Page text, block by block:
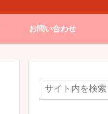
お問い合わせ